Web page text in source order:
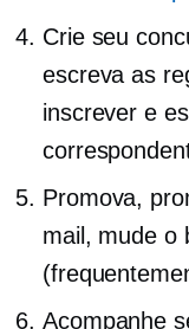
Crie seu
escreva as
inscrever e
Promova,
mail, mude o
Acompanhe